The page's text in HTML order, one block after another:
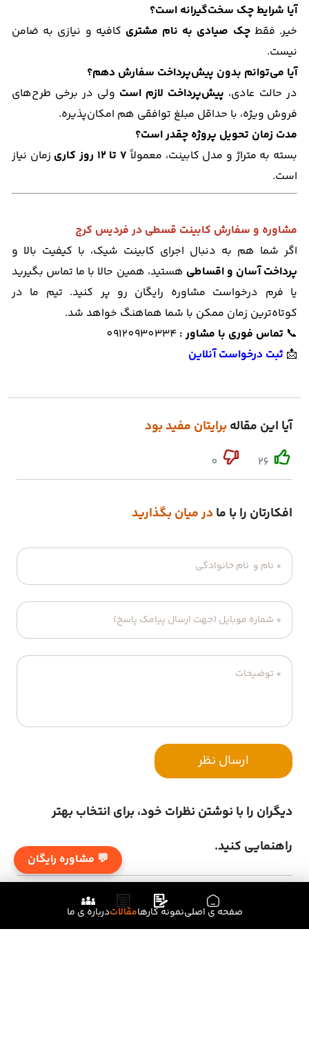
صفحه ی اصلینمونه کارهامقالاتدرباره ی ما
آیا شرایط چک سخت‌گیرانه است؟
خیر. فقطچک صیادی به نام مشتری کافیه و نیازی به ضامن
نیست.
آیا می‌توانم بدون پیش‌پرداخت سفارش دهم؟
در حالت عادی، پیش‌پرداخت لازم است ولی در برخی طرح‌های
فروش ویژه، با حداقل مبلغ توافقی هم امکان‌پذیره.
مدت زمان تحویل پروژه چقدر است؟
بسته به متراژ و مدل کابینت، معمولاً ۷ تا ۱۲ روز کاری
زمان نیاز
است.
مشاوره و سفارش کابینت قسطی در فردیس کرج
اگر شما هم به دنبال اجرای کابینت شیک، با کیفیت بالا و
پرداخت آسان و اقساطی هستید، همین حالا با ما تماس بگیرید
یا فرم درخواست مشاوره رایگان رو پر کنید. تیم ما در
کوتاه‌ترین زمان ممکن با شما هماهنگ خواهد شد.
📞 تماس فوری با مشاور : 09120930334
📩 ثبت درخواست آنلاین
آیا این مقاله برایتان مفید بود
26
0
💬 مشاوره رایگان
افکارتان را با مادر میان بگذارید
ارسال نظر
دیگران را با نوشتن نظرات خود، برای انتخاب بهتر
راهنمایی کنید.